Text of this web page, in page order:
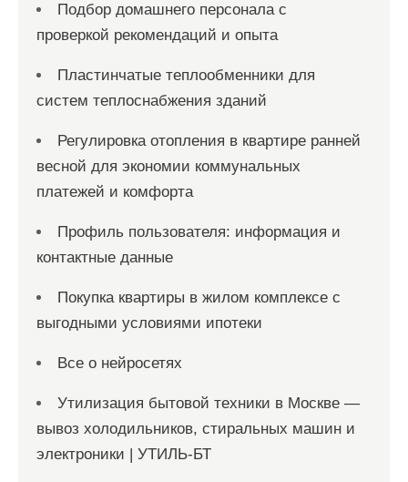
Подбор домашнего персонала с
проверкой рекомендаций и опыта
Пластинчатые теплообменники для
систем теплоснабжения зданий
Регулировка отопления в квартире ранней
весной для экономии коммунальных
платежей и комфорта
Профиль пользователя: информация и
контактные данные
Покупка квартиры в жилом комплексе с
выгодными условиями ипотеки
Все о нейросетях
Утилизация бытовой техники в Москве —
вывоз холодильников, стиральных машин и
электроники | УТИЛЬ-БТ